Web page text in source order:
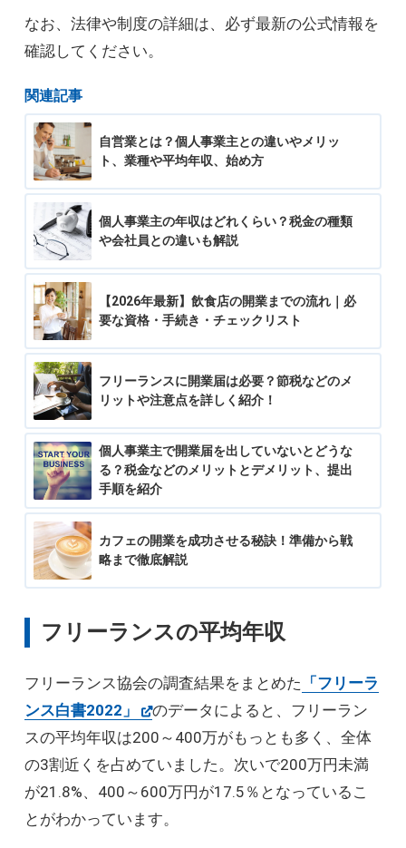
なお、法律や制度の詳細は、必ず最新の公式情報を
確認してください。
関連記事
自営業とは？個人事業主との違いやメリッ
ト、業種や平均年収、始め方
個人事業主の年収はどれくらい？税金の種類
や会社員との違いも解説
【2026年最新】飲食店の開業までの流れ｜必
要な資格・手続き・チェックリスト
フリーランスに開業届は必要？節税などのメ
リットや注意点を詳しく紹介！
個人事業主で開業届を出していないとどうな
る？税金などのメリットとデメリット、提出
手順を紹介
カフェの開業を成功させる秘訣！準備から戦
略まで徹底解説
フリーランスの平均年収
フリーランス協会の調査結果をまとめた 「フリーラ
ンス白書2022」
のデータによると、フリーラン
スの平均年収は200～400万がもっとも多く、全体
の3割近くを占めていました。次いで200万円未満
が21.8%、400～600万円が17.5％となっているこ
とがわかっています。